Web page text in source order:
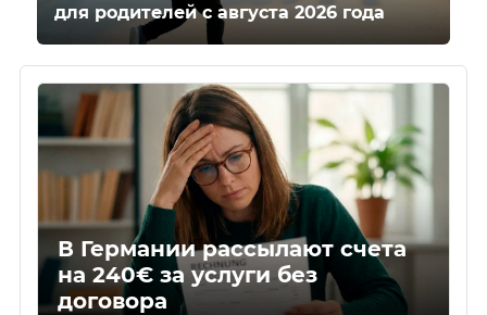
для родителей с августа 2026 года
В Германии рассылают счета
на 240€ за услуги без
договора